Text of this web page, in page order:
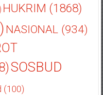
HUKRIM (1868)
NASIONAL(934)
SOSBUD
(100)